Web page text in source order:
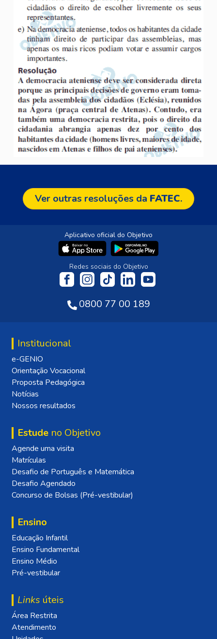
Ver outras resoluções da FATEC.
Aplicativo oficial do Objetivo
Redes sociais do Objetivo
0800 77 00 189
Institucional
e-GENIO
Orientação Vocacional
Proposta Pedagógica
Notícias
Nossos resultados
Estude no Objetivo
Agende uma visita
Matrículas
Desafio de Português e Matemática
Desafio Agendado
Concurso de Bolsas (Pré-vestibular)
Ensino
Educação Infantil
Ensino Fundamental
Ensino Médio
Pré-vestibular
Links úteis
Área Restrita
Atendimento